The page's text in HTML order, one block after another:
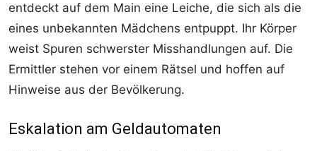
entdeckt auf dem Main eine Leiche, die sich als die
eines unbekannten Mädchens entpuppt. Ihr Körper
weist Spuren schwerster Misshandlungen auf. Die
Ermittler stehen vor einem Rätsel und hoffen auf
Hinweise aus der Bevölkerung.
Eskalation am Geldautomaten